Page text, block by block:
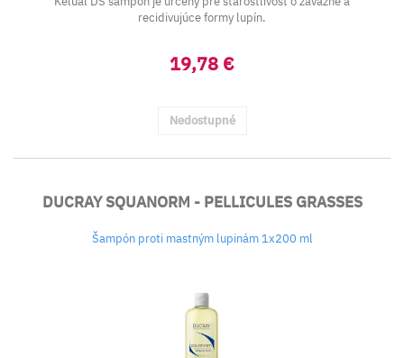
recidivujúce formy lupín.
19,78 €
Nedostupné
DUCRAY SQUANORM - PELLICULES GRASSES
Šampón proti mastným lupinám 1x200 ml